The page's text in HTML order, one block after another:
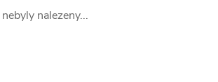
nebyly nalezeny...